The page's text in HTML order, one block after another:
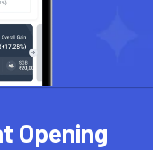
Opening